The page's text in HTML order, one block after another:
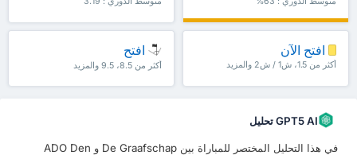
افتح الآن
أكثر من 1.5، ش1 / ش2 والمزيد
افتح
أكثر من 8.5، 9.5 والمزيد
GPT5 AI تحليل
في هذا التحليل المختصر للمباراة بين De Graafschap و ADO Den